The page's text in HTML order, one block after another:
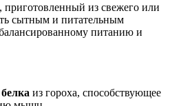
приготовленный из свежего или
сытным и питательным
питанию и
из гороха, способствующее